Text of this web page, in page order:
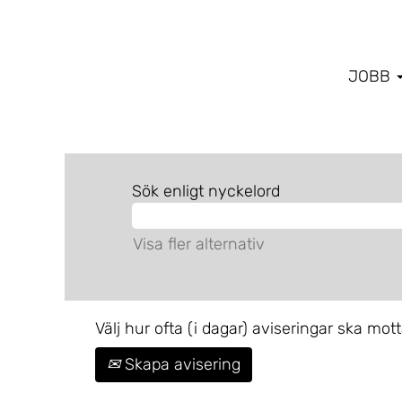
JOBB
Sök enligt nyckelord
Visa fler alternativ
Välj hur ofta (i dagar) aviseringar ska
Skapa avisering